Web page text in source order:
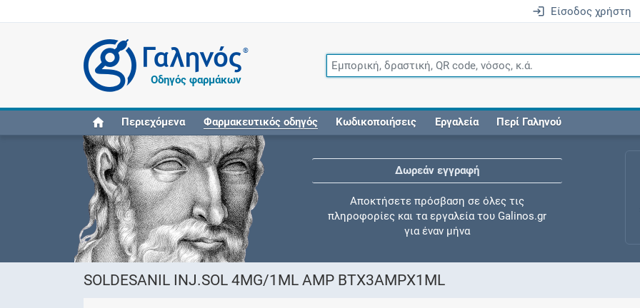
Είσοδος χρήστη
®
Οδηγός φαρμάκων
Περιεχόμενα Φαρμακευτικός οδηγός Κωδικοποιήσεις Εργαλεία Περί Γαληνού
Δωρεάν εγγραφή
Αποκτήσετε πρόσβαση σε όλες τις
πληροφορίες και τα εργαλεία του Galinos.gr
για έναν μήνα
SOLDESANIL INJ.SOL 4MG/1ML AMP ΒΤΧ3AMPX1ML